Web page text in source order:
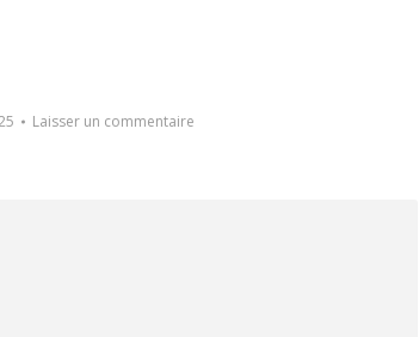
Laisser un commentaire